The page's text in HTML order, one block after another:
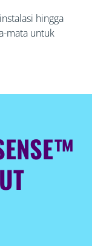
hingga
mata untuk